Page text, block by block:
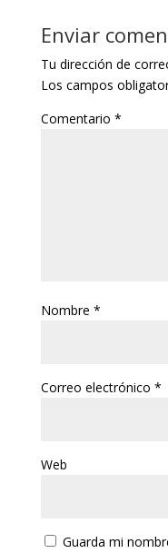
Enviar
Tu dirección de
Los campos
Comentario *
Nombre *
Correo electrónico *
Web
Guarda mi